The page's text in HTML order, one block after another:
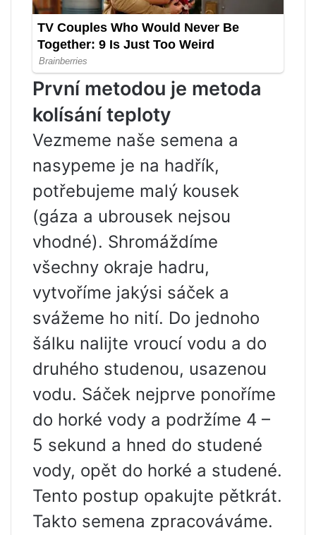
První metodou je metoda
kolísání teploty
Vezmeme naše semena a
nasypeme je na hadřík,
potřebujeme malý kousek
(gáza a ubrousek nejsou
vhodné). Shromáždíme
všechny okraje hadru,
vytvoříme jakýsi sáček a
svážeme ho nití. Do jednoho
šálku nalijte vroucí vodu a do
druhého studenou, usazenou
vodu. Sáček nejprve ponoříme
do horké vody a podržíme 4 –
5 sekund a hned do studené
vody, opět do horké a studené.
Tento postup opakujte pětkrát.
Takto semena zpracováváme.